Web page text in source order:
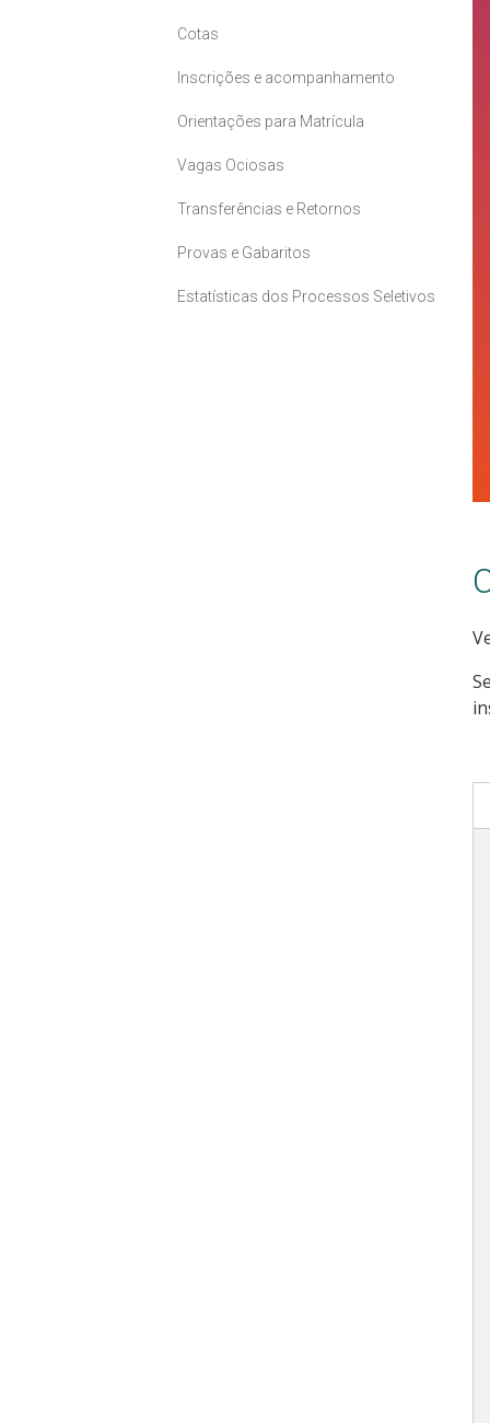
Cotas
Inscrições e acompanhamento
Orientações para Matrícula
Vagas Ociosas
Transferências e Retornos
Provas e Gabaritos
Estatísticas dos Processos Seletivos